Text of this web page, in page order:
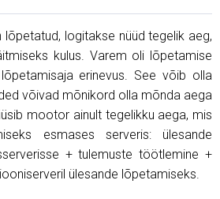
lõpetatud, logitakse nüüd tegelik aeg,
kulus. Varem oli lõpetamise
erinevus. See võib olla
võivad mõnikord olla mõnda aega
mootor ainult tegelikku aega, mis
esmases serveris: ülesande
+ tulemuste töötlemine +
ülesande lõpetamiseks.